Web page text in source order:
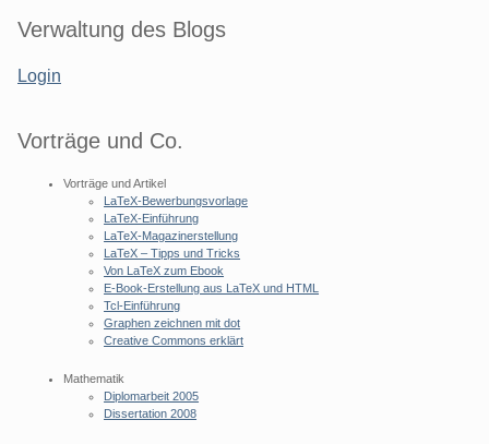
Seitenleiste
Verwaltung des Blogs
Login
Vorträge und Co.
Vorträge und Artikel
LaTeX-Bewerbungsvorlage
LaTeX-Einführung
LaTeX-Magazinerstellung
LaTeX – Tipps und Tricks
Von LaTeX zum Ebook
E-Book-Erstellung aus LaTeX und HTML
Tcl-Einführung
Graphen zeichnen mit dot
Creative Commons erklärt
Mathematik
Diplomarbeit 2005
Dissertation 2008